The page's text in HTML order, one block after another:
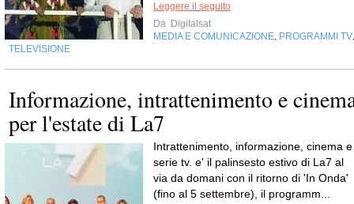
Leggere il seguito
Da Digitalsat
MEDIA E COMUNICAZIONE, PROGRAMMI TV,
TELEVISIONE
Informazione, intrattenimento e
per l'estate di La7
Intrattenimento, informazione, cinema e
serie tv. e' il palinsesto estivo di La7 al
via da domani con il ritorno di 'In Onda'
(fino al 5 settembre), il programm...